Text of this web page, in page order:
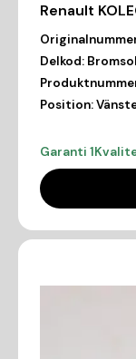
Renault
Delkod:
Position:
Garanti 1